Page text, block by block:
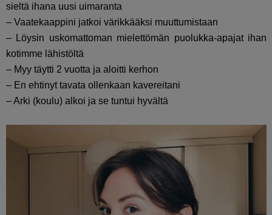
sieltä ihana uusi uimaranta
– Vaatekaappini jatkoi värikkääksi muuttumistaan
– Löysin uskomattoman mielettömän puolukka-apajat ihan
kotimme lähistöltä
– Myy täytti 2 vuotta ja aloitti kerhon
– En ehtinyt tavata ollenkaan kavereitani
– Arki (koulu) alkoi ja se tuntui hyvältä